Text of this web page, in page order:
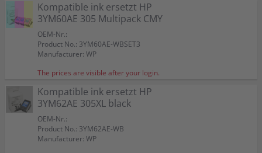
Kompatible ink ersetzt HP
3YM60AE 305 Multipack CMY
OEM-Nr.:
Product No.: 3YM60AE-WBSET3
Manufacturer: WP
The prices are visible after your login.
Kompatible ink ersetzt HP
3YM62AE 305XL black
OEM-Nr.:
Product No.: 3YM62AE-WB
Manufacturer: WP